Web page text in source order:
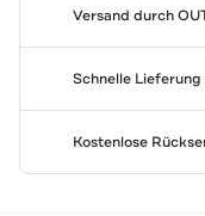
Versand durch
Schnelle
Kostenlose